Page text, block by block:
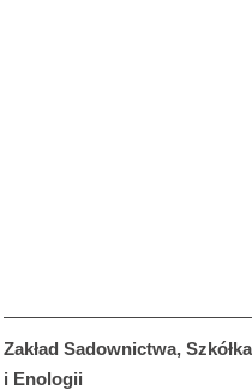
Zakład Sadownictwa,
i Enologii